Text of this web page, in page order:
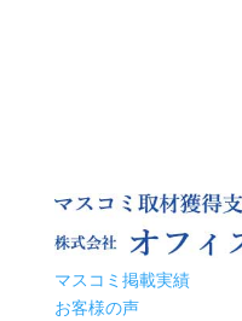
マスコミ掲載実績
お客様の声